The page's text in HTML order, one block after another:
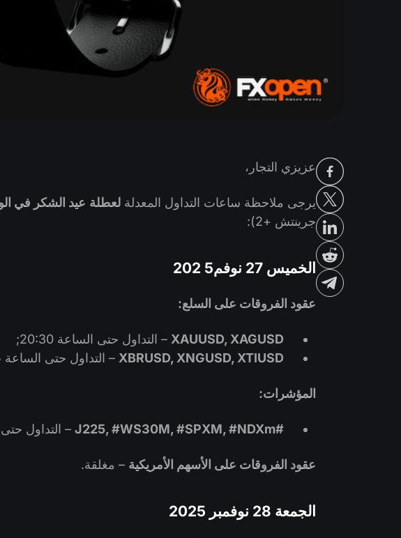
عزيزي التجار،
يرجى ملاحظة ساعات التداول المعدلة لعطلة عيد الشكر في
جرينتش +2):
الخميس 27 نوفم5 202
عقود الفروقات على السلع:
XAUUSD, XAGUSD – التداول حتى الساعة 20:30;
XBRUSD, XNGUSD, XTIUSD – التداول حتى الساعة 20:15.
المؤشرات:
#J225, #WS30M, #SPXM, #NDXm – التداول حتى
عقود الفروقات على الأسهم الأمريكية – مغلقة.
الجمعة 28 نوفمبر 2025